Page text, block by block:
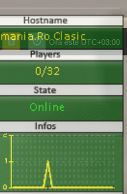
Ora este UTC+03:00